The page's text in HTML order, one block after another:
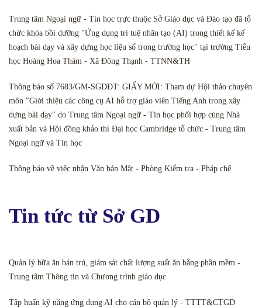
Trung tâm Ngoại ngữ - Tin học trực thuộc Sở Giáo dục và Đào tạo đã tổ
chức khóa bồi dưỡng "Ứng dụng trí tuệ nhân tạo (AI) trong thiết kế kế
hoạch bài dạy và xây dựng học liệu số trong trường học" tại trường Tiểu
học Hoàng Hoa Thám - Xã Đông Thạnh - TTNN&TH
Thông báo số 7683/GM-SGDĐT: GIẤY MỜI: Tham dự Hội thảo chuyên
môn "Giới thiệu các công cụ AI hỗ trợ giáo viên Tiếng Anh trong xây
dựng bài dạy" do Trung tâm Ngoại ngữ - Tin học phối hợp cùng Nhà
xuất bản và Hội đồng khảo thí Đại học Cambridge tổ chức - Trung tâm
Ngoại ngữ và Tin học
Thông báo về việc nhận Văn bản Mật - Phòng Kiểm tra - Pháp chế
Tin tức từ Sở GD
Quản lý bữa ăn bán trú, giám sát chất lượng suất ăn bằng phần mềm -
Trung tâm Thông tin và Chương trình giáo dục
Tập huấn kỹ năng ứng dụng AI cho cán bộ quản lý - TTTT&CTGD